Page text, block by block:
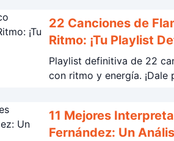
22 Canciones de
Ritmo: ¡Tu Playlist
Playlist definitiva de 22
con ritmo y energía. ¡Dale
11 Mejores
Fernández: Un